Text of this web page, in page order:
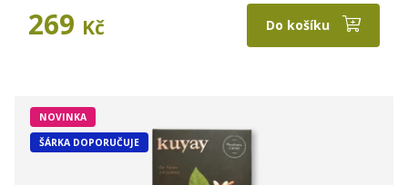
269 Kč Do košíku
NOVINKA
ŠÁRKA DOPORUČUJE